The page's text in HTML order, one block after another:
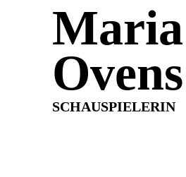
Maria
Ovens
SCHAUSPIELERIN